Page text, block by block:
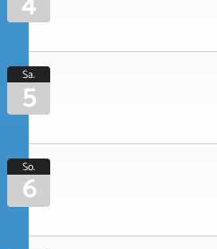
Sa.
5
So.
6